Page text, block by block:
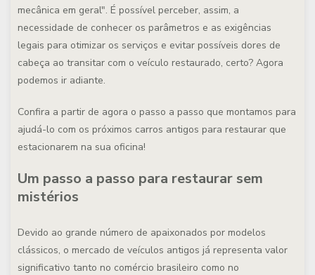
mecânica em geral". É possível perceber, assim, a
necessidade de conhecer os parâmetros e as exigências
legais para otimizar os serviços e evitar possíveis dores de
cabeça ao transitar com o veículo restaurado, certo? Agora
podemos ir adiante.
Confira a partir de agora o passo a passo que montamos para
ajudá-lo com os próximos carros antigos para restaurar que
estacionarem na sua oficina!
Um passo a passo para restaurar sem
mistérios
Devido ao grande número de apaixonados por modelos
clássicos, o mercado de veículos antigos já representa valor
significativo tanto no comércio brasileiro como no